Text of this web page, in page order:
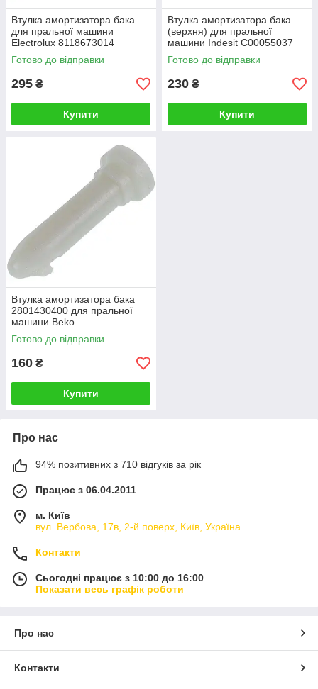
Втулка амортизатора бака
для пральної машини
Electrolux 8118673014
Готово до відправки
295 ₴
Купити
Втулка амортизатора бака
(верхня) для пральної
машини Indesit C00055037
Готово до відправки
230 ₴
Купити
Втулка амортизатора бака
2801430400 для пральної
машини Beko
Готово до відправки
160 ₴
Купити
Про нас
94% позитивних з 710 відгуків за рік
Працює з 06.04.2011
м. Київ
вул. Вербова, 17в, 2-й поверх, Київ, Україна
Контакти
Сьогодні працює з 10:00 до 16:00
Показати весь графік роботи
Про нас
Контакти